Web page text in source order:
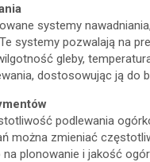
systemy
systemy pozwalają na
gleby,
dostosowując ją do
podlewania
można zmieniać
plonowanie i jakość